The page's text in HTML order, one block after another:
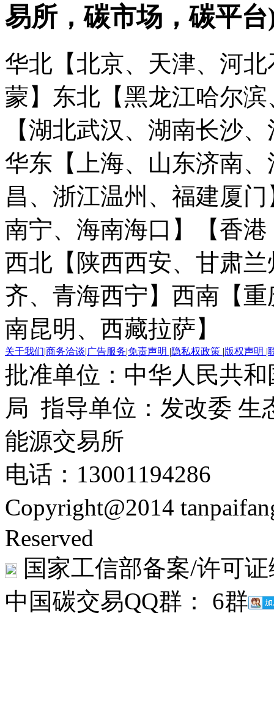
易所，碳市场，碳平台
华北【北京、天津、河
蒙】 东北【黑龙江哈尔
【湖北武汉、湖南长沙
华东【上海、山东济南
昌、浙江温州、福建厦门
南宁、海南海口】
【香
西北【陕西西安、甘肃
齐、青海西宁】 西南【
南昆明、西藏拉萨】
关于我们|商务洽谈|广告服务|免责声明 |隐私权政策 |版权声明 |
批准单位：中华人民共
局 指导单位：发改委 生
能源交易所
电话：13001194286
Copyright@2014
Reserved
国家工信部备案/许可
中国碳交易QQ群： 6群